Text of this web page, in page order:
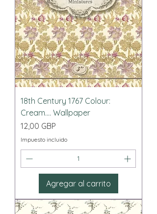
18th Century 1767 Colour:
Cream.... Wallpaper
Precio
12,00 GBP
Impuesto incluido
Agregar al carrito